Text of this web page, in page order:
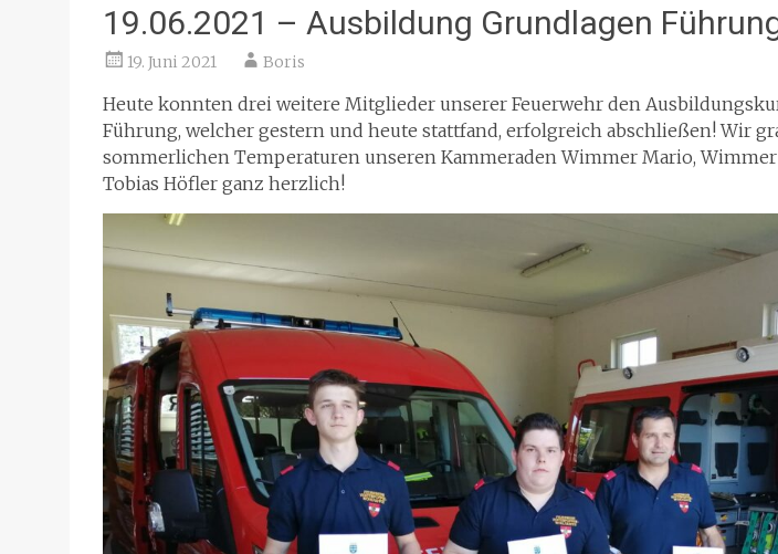
19.06.2021 – Ausbildung Grundlagen
19. Juni 2021 Boris
Heute konnten drei weitere Mitglieder unserer Feuerwehr den
Führung, welcher gestern und heute stattfand, erfolgreich abschließen! Wir
sommerlichen Temperaturen unseren Kammeraden Wimmer Mario,
Tobias Höfler ganz herzlich!